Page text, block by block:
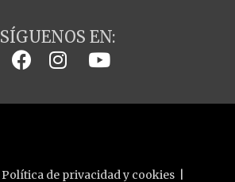
SÍGUENOS EN:
Política de privacidad y cookies|